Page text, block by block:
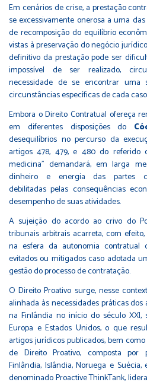
Em cenários de crise, a prestação
se excessivamente onerosa a uma
de recomposição do equilíbrio
vistas à preservação do negócio
definitivo da prestação pode ser
impossível de ser realizado,
necessidade de se encontrar uma
circunstâncias específicas de cada
Embora o Direito Contratual ofereça
em diferentes disposições do
desequilíbrios no percurso da
artigos 478, 479, e 480 do referido
medicina” demandará, em larga
dinheiro e energia das partes
debilitadas pelas consequências
desempenho de suas atividades.
A sujeição do acordo ao crivo do
tribunais arbitrais acarreta, com
na esfera da autonomia contratual
evitados ou mitigados caso adotada
gestão do processo de contratação.
O Direito Proativo surge, nesse
alinhada às necessidades práticas
na Finlândia no início do século XXI,
Europa e Estados Unidos, o que
artigos jurídicos publicados, bem
de Direito Proativo, composta por
Finlândia, Islândia, Noruega e
denominado Proactive ThinkTank,